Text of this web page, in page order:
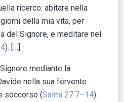
ricerco: abitare nella
della mia vita, per
del Signore, e meditare nel
). […]
mediante la
nella sua fervente
soccorso (Salmi 27:7–14).